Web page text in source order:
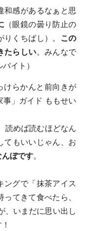
和感があるなぁと思
（眼鏡の曇り防止の
くちばし）。
この
たらしい。みんなで
イト）
読めば読むほどなん
てもいいじゃん、お
んぼです。
ングで「抹茶アイス
てきて食べたら、
、いまだに思い出し